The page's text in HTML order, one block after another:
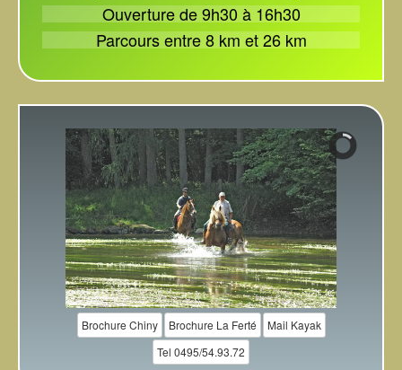
Ouverture de 9h30 à 16h30
Parcours entre 8 km et 26 km
Brochure Chiny Brochure La Ferté
Mail Kayak
Tel 0495/54.93.72